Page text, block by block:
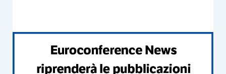
locazione,leasing, comodato, …) sono
capitalizzabili ed iscrivibili tra le
immobilizzazioni immateriali, soltanto